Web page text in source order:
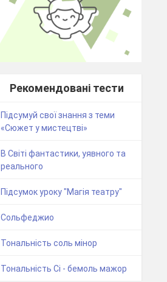
Рекомендовані тести
Підсумуй свої знання з теми
«Сюжет у мистецтві»
В Світі фантастики, уявного та
реального
Підсумок уроку "Магія театру"
Сольфеджио
Тональність соль мінор
Тональність Сі - бемоль мажор